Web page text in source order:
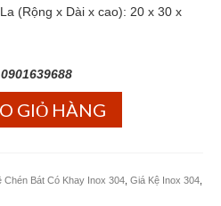
(Rộng x Dài x cao): 20 x 30 x
GIỎ HÀNG
Chén Bát Có Khay Inox 304 Giá Kệ Inox 304